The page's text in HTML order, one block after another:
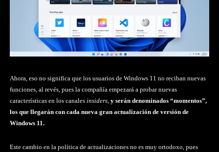
Ahora, eso no significa que los usuarios de Windows 11 no reciban nuevas
funciones, al revés, pues la compañía empezará a probar nuevas
características en los canales insiders, y serán denominados “momentos”,
los que llegarán con cada nueva gran actualización de versión de
Windows 11.
Este cambio en la política de actualizaciones no es muy ortodoxo, pues